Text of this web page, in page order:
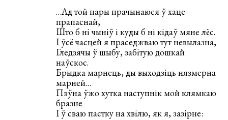
…Ад той пары прачынаюся ў хаце
прапаснай,
Што б нi чынiў i куды б ні кiдаў мяне лёс.
I ўсё часцей я праседжваю тут невылазна,
Гледзячы ў шыбу, забiтую дошкай
наўскос.
Брыдка марнець, ды выходзiць нязмерна
марней…
Пэўна ўжо хутка наступнiк мой клямкаю
бразне
I ў сваю пастку на хвiлю, як я, зазiрне: